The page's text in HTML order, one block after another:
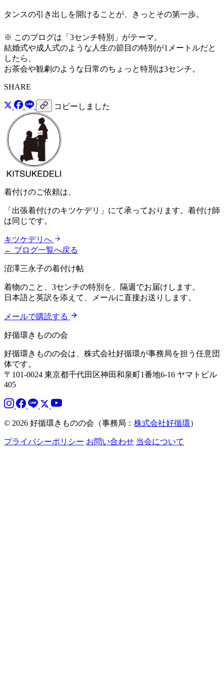
タンスの引き出しを開けることが、きっとその第一歩。
※ このブログは「3センチ特別」がテーマ。
結婚式や成人式のような人生の節目の特別が1メートルだと
したら、
お茶会や観劇のような日常のちょっと特別は3センチ。
SHARE
コピーしました
着付けのご依頼は、
「出張着付けのキツケデリ」にて承っております。着付け師
は同じです。
キツケデリへ
← ブログ一覧へ戻る
沼澤三永子の着付け帖
着物のこと、3センチの特別を、隔週でお届けします。
日本語と英訳を添えて、メールに直接お送りします。
メールで購読する
好循環きものの会
好循環きものの会は、株式会社好循環が事務局を担う任意団
体です。
〒101-0024 東京都千代田区神田和泉町1番地6-16 ヤマトビル
405
© 2026 好循環きものの会（事務局： 株式会社好循環）
プライバシーポリシー お問い合わせ 当会について